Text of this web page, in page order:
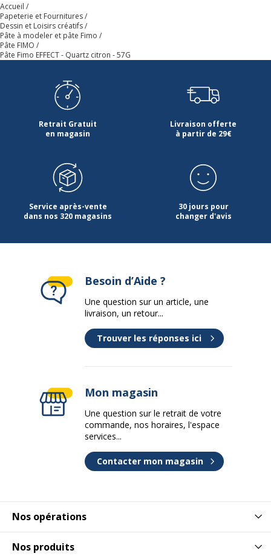
Dimensions et poids
Dimensions et poids
Poids du produit net 57 g
Accueil
Papeterie et Fournitures
Dessin et Loisirs créatifs
Pâte à modeler et pâte Fimo
Pâte FIMO
Pâte Fimo EFFECT - Quartz citron - 57G
Retrait Gratuit
en magasin
Livraison offerte
à partir de 29€
Service après-vente
dans nos 320 magasins
30 jours pour
changer d'avis
Nos opérations
Nos produits
Besoin d’Aide ?
Une question sur un article, une
livraison, un retour...
Trouver les réponses ici
Mon magasin
Une question sur le retrait de votre
commande, nos horaires, l'espace
services...
Contacter mon magasin